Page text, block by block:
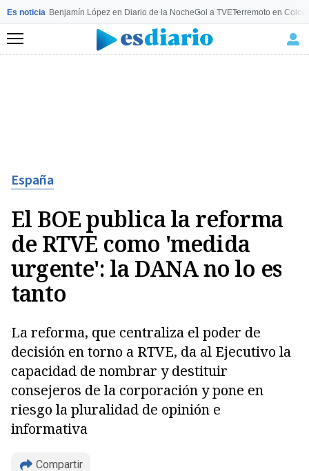
Es noticia Benjamín López en Diario de la NocheGol a TVETerremoto en
Menú
España
El BOE publica la reforma
de RTVE como 'medida
urgente': la DANA no lo es
tanto
La reforma, que centraliza el poder de
decisión en torno a RTVE, da al Ejecutivo la
capacidad de nombrar y destituir
consejeros de la corporación y pone en
riesgo la pluralidad de opinión e
informativa
Compartir
Copiar